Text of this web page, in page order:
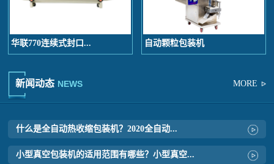
华联770连续式封口... 自动颗粒包装机
MORE
新闻动态 NEWS
什么是全自动热收缩包装机？2020全自动...
小型真空包装机的适用范围有哪些？小型真空...